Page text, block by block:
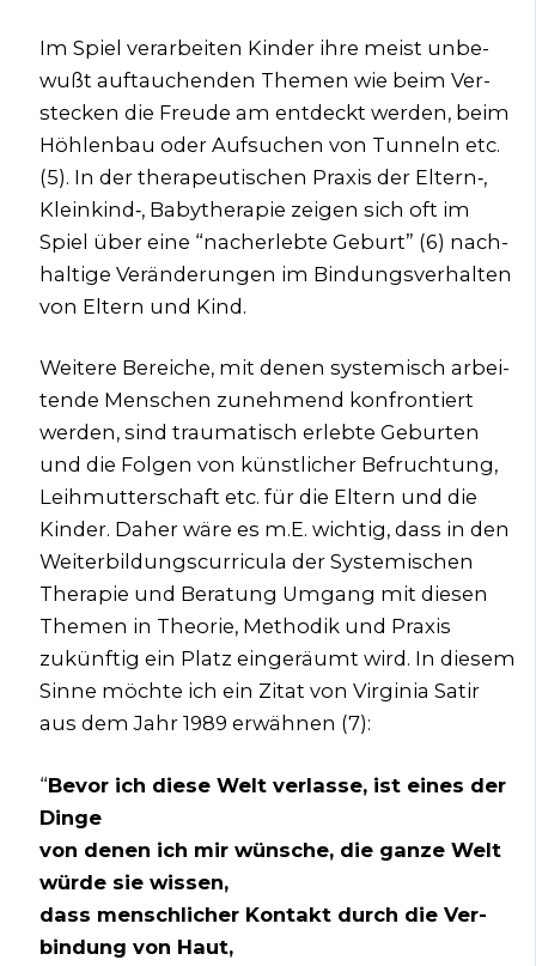
Im Spiel ver­ar­bei­ten Kin­der ihre meist unbe­
wußt auf­tau­chen­den The­men wie beim Ver­
ste­cken die Freu­de am ent­deckt wer­den, beim
Höh­len­bau oder Auf­su­chen von Tun­neln etc.
(5). In der the­ra­peu­ti­schen Pra­xis der Eltern‑,
Kleinkind‑, Baby­the­ra­pie zei­gen sich oft im
Spiel über eine “nach­er­leb­te Geburt” (6) nach­
hal­ti­ge Ver­än­de­run­gen im Bin­dungs­ver­hal­ten
von Eltern und Kind.
Wei­te­re Berei­che, mit denen sys­te­misch arbei­
ten­de Men­schen zuneh­mend kon­fron­tiert
wer­den, sind trau­ma­tisch erleb­te Gebur­ten
und die Fol­gen von künst­li­cher Befruch­tung,
Leih­mut­ter­schaft etc. für die Eltern und die
Kin­der. Daher wäre es m.E. wich­tig, dass in den
Wei­ter­bil­dungs­cur­ri­cu­la der Sys­te­mi­schen
The­ra­pie und Bera­tung Umgang mit die­sen
The­men in Theo­rie, Metho­dik und Pra­xis
zukünf­tig ein Platz ein­ge­räumt wird. In die­sem
Sin­ne möch­te ich ein Zitat von Vir­gi­nia Satir
aus dem Jahr 1989 erwäh­nen (7):
“Bevor ich die­se Welt ver­las­se, ist eines der
Din­ge
von denen ich mir wün­sche, die gan­ze Welt
wür­de sie wis­sen,
dass mensch­li­cher Kon­takt durch die Ver­
bin­dung von Haut,